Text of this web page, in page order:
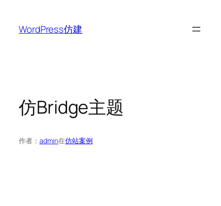
WordPress仿建
仿Bridge主题
作者： admin在仿站案例